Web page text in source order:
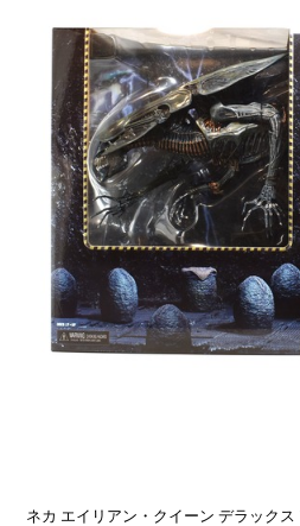
ネカ エイリアン・クイーン デラック